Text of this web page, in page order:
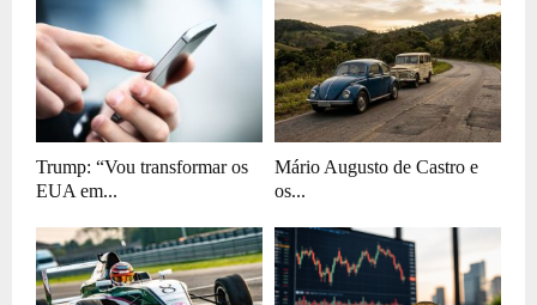
Trump: “Vou transformar os
EUA em...
Mário Augusto de Castro e
os...